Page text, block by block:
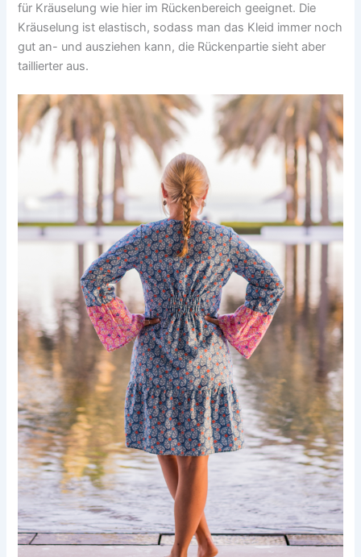
für Kräuselung wie hier im Rückenbereich geeignet. Die
Kräuselung ist elastisch, sodass man das Kleid immer noch
gut an- und ausziehen kann, die Rückenpartie sieht aber
taillierter aus.